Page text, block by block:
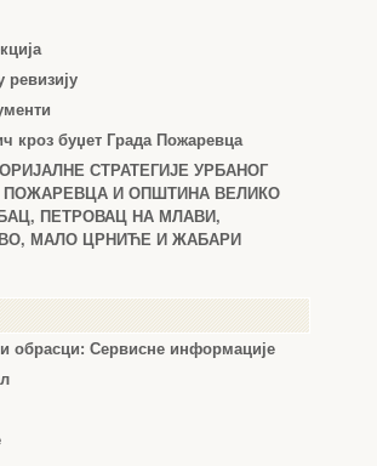
ревизију
кроз буџет Града Пожаревца
СТРАТЕГИЈЕ УРБАНОГ
ПОЖАРЕВЦА И ОПШТИНА ВЕЛИКО
ПЕТРОВАЦ НА МЛАВИ,
МАЛО ЦРНИЋЕ И ЖАБАРИ
обрасци: Сервисне информације